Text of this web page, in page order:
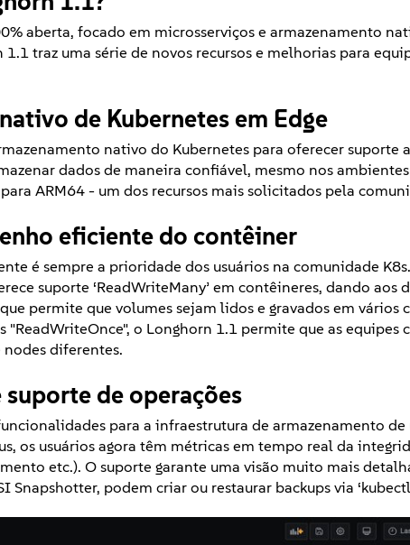
aberta, focado em microsserviços e armazenamento
traz uma série de novos recursos e melhorias para
de Kubernetes em Edge
nativo do Kubernetes para oferecer suporte
dados de maneira confiável, mesmo nos
ARM64 - um dos recursos mais solicitados pela
eficiente do contêiner
é sempre a prioridade dos usuários na comunidade
suporte ‘ReadWriteMany’ em contêineres, dando aos
permite que volumes sejam lidos e gravados em vários
o Longhorn 1.1 permite que as equipes
diferentes.
de operações
para a infraestrutura de armazenamento de
os usuários agora têm métricas em tempo real da
etc.). O suporte garante uma visão muito mais
Snapshotter, podem criar ou restaurar backups via